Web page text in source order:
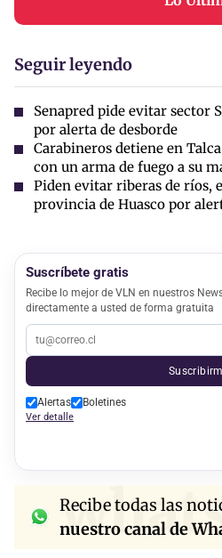
Seguir leyendo
Senapred pide evitar sector
por alerta de desborde
Carabineros detiene en
con un arma de fuego a su
Piden evitar riberas de ríos,
provincia de Huasco por
Suscríbete gratis
Recibe lo mejor de VLN en nuestros
directamente a usted de forma gratuita
Alertas Boletines
Ver detalle
Recibe todas las
nuestro canal de